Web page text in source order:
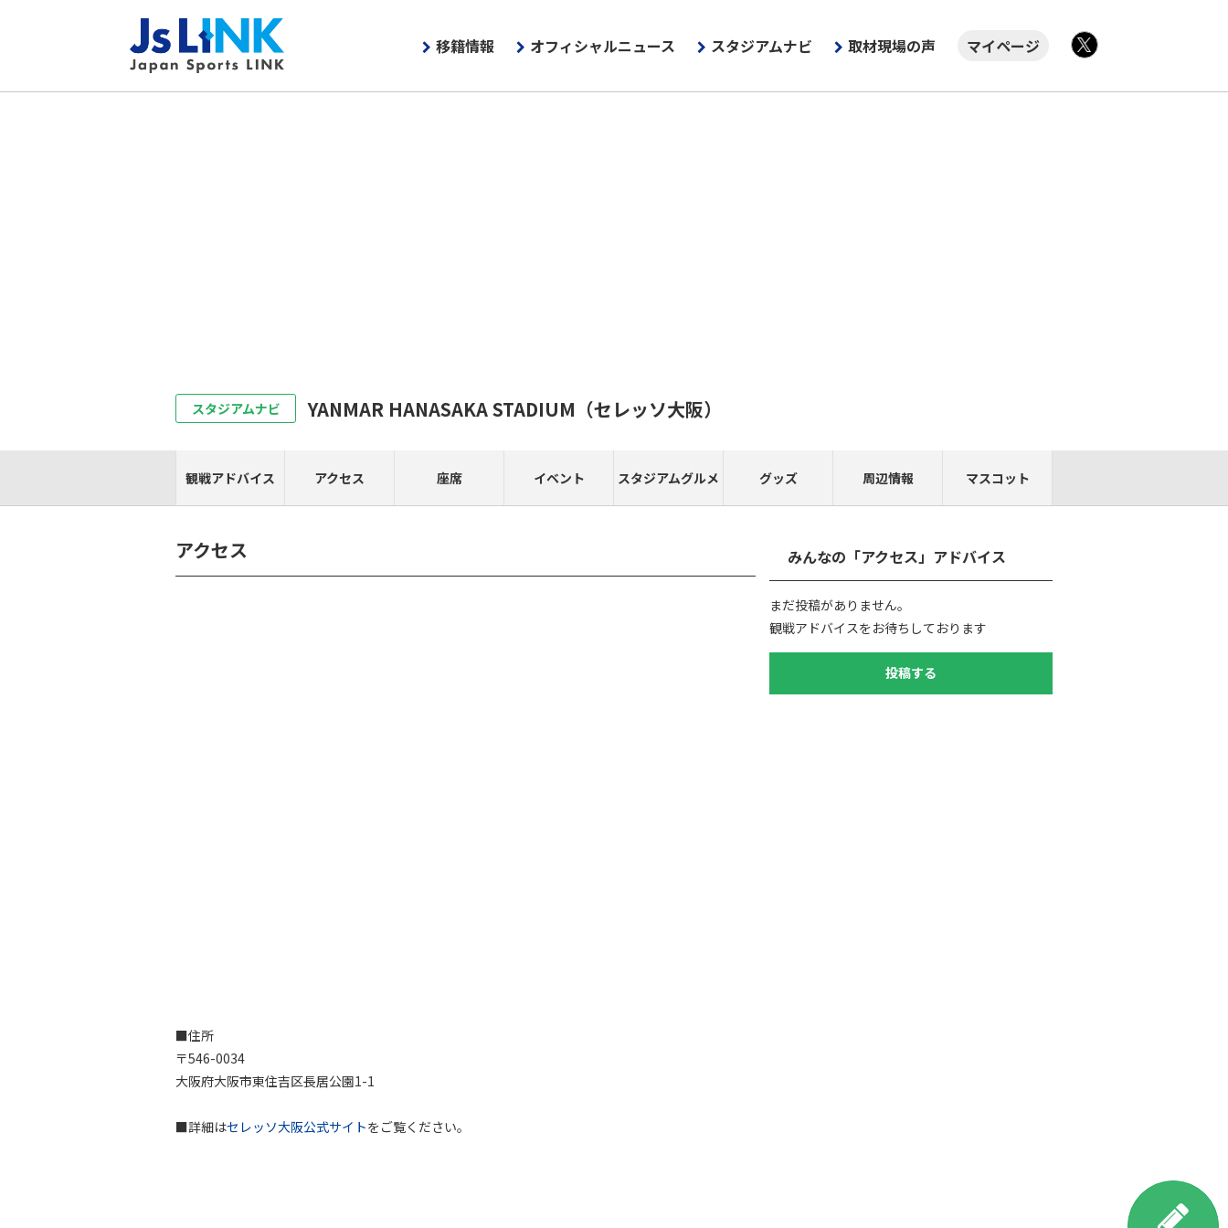
移籍情報 オフィシャルニュース スタジアムナビ 取材現場の声
マイページ
スタジアムナビ YANMAR HANASAKA STADIUM （セレッソ大阪）
観戦アドバイス アクセス 座席 イベント スタジアムグルメ グッズ 周辺情報 マスコット
アクセス
■住所
〒546-0034
大阪府大阪市東住吉区長居公園1-1
■詳細はセレッソ大阪公式サイトをご覧ください。
みんなの「アクセス」アドバイス
まだ投稿がありません。
観戦アドバイスをお待ちしております
投稿する